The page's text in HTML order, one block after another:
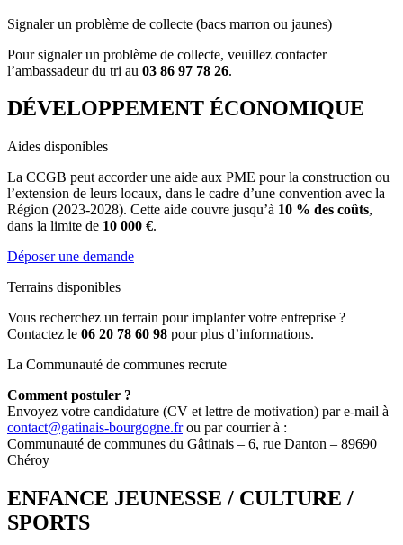
Signaler un problème de collecte (bacs marron ou jaunes)
Pour signaler un problème de collecte, veuillez contacter
l’ambassadeur du tri au 03 86 97 78 26.
DÉVELOPPEMENT ÉCONOMIQUE
Aides disponibles
La CCGB peut accorder une aide aux PME pour la construction ou
l’extension de leurs locaux, dans le cadre d’une convention avec la
Région (2023-2028). Cette aide couvre jusqu’à 10 % des coûts,
dans la limite de 10 000 €.
Déposer une demande
Terrains disponibles
Vous recherchez un terrain pour implanter votre entreprise ?
Contactez le 06 20 78 60 98 pour plus d’informations.
La Communauté de communes recrute
Comment postuler ?
Envoyez votre candidature (CV et lettre de motivation) par e-mail à
contact@gatinais-bourgogne.frou par courrier à :
Communauté de communes du Gâtinais – 6, rue Danton – 89690
Chéroy
ENFANCE JEUNESSE / CULTURE /
SPORTS